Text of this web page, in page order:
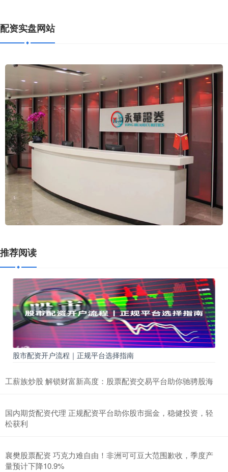
配资实盘网站
推荐阅读
股市配资开户流程｜正规平台选择指南
工薪族炒股 解锁财富新高度：股票配资交易平台助你驰骋股海
国内期货配资代理 正规配资平台助你股市掘金，稳健投资，轻
松获利
襄樊股票配资 巧克力难自由！非洲可可豆大范围歉收，季度产
量预计下降10.9%